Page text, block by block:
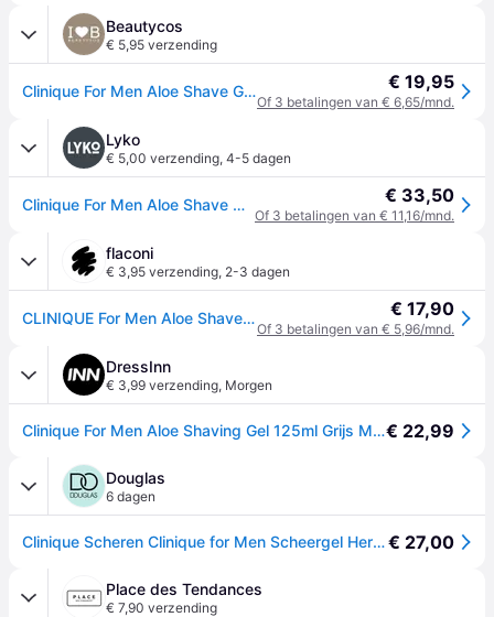
Beautycos
€ 5,95 verzending
Clinique For Men Aloe Shave Gel 125 ml € 19,95
Of 3 betalingen van € 6,65/mnd.
Lyko
€ 5,00 verzending, 4-5 dagen
Clinique For Men Aloe Shave Gel 125 ml € 33,50
Of 3 betalingen van € 11,16/mnd.
flaconi
€ 3,95 verzending, 2-3 dagen
CLINIQUE For Men Aloe Shave Gel Scheergel € 17,90
Of 3 betalingen van € 5,96/mnd.
DressInn
€ 3,99 verzending, Morgen
Clinique For Men Aloe Shaving Gel 125ml Grijs Man€ 22,99
Douglas
6 dagen
Clinique Scheren Clinique for Men Scheergel Heren 125ml€ 27,00
Place des Tendances
€ 7,90 verzending